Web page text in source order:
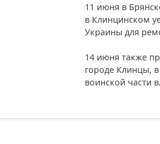
11 июня в
в Клинцинском
Украины для
14 июня также
городе Клинцы,
воинской части